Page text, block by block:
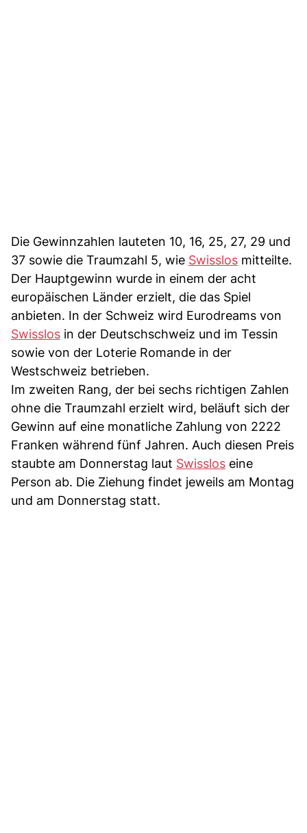
Die Gewinnzahlen lauteten 10, 16, 25, 27, 29 und
37 sowie die Traumzahl 5, wie Swisslos mitteilte.
Der Hauptgewinn wurde in einem der acht
europäischen Länder erzielt, die das Spiel
anbieten. In der Schweiz wird Eurodreams von
Swisslos in der Deutschschweiz und im Tessin
sowie von der Loterie Romande in der
Westschweiz betrieben.
Im zweiten Rang, der bei sechs richtigen Zahlen
ohne die Traumzahl erzielt wird, beläuft sich der
Gewinn auf eine monatliche Zahlung von 2222
Franken während fünf Jahren. Auch diesen Preis
staubte am Donnerstag laut Swisslos eine
Person ab. Die Ziehung findet jeweils am Montag
und am Donnerstag statt.